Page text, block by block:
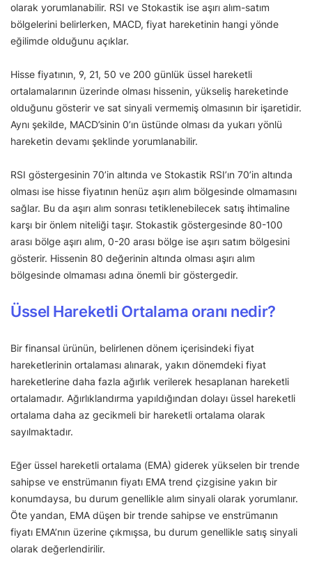
olarak yorumlanabilir. RSI ve Stokastik ise aşırı alım-satım
bölgelerini belirlerken, MACD, fiyat hareketinin hangi yönde
eğilimde olduğunu açıklar.
Hisse fiyatının, 9, 21, 50 ve 200 günlük üssel hareketli
ortalamalarının üzerinde olması hissenin, yükseliş hareketinde
olduğunu gösterir ve sat sinyali vermemiş olmasının bir işaretidir.
Aynı şekilde, MACD’sinin 0’ın üstünde olması da yukarı yönlü
hareketin devamı şeklinde yorumlanabilir.
RSI göstergesinin 70’in altında ve Stokastik RSI’ın 70’in altında
olması ise hisse fiyatının henüz aşırı alım bölgesinde olmamasını
sağlar. Bu da aşırı alım sonrası tetiklenebilecek satış ihtimaline
karşı bir önlem niteliği taşır. Stokastik göstergesinde 80-100
arası bölge aşırı alım, 0-20 arası bölge ise aşırı satım bölgesini
gösterir. Hissenin 80 değerinin altında olması aşırı alım
bölgesinde olmaması adına önemli bir göstergedir.
Üssel Hareketli Ortalama oranı nedir?
Bir finansal ürünün, belirlenen dönem içerisindeki fiyat
hareketlerinin ortalaması alınarak, yakın dönemdeki fiyat
hareketlerine daha fazla ağırlık verilerek hesaplanan hareketli
ortalamadır. Ağırlıklandırma yapıldığından dolayı üssel hareketli
ortalama daha az gecikmeli bir hareketli ortalama olarak
sayılmaktadır.
Eğer üssel hareketli ortalama (EMA) giderek yükselen bir trende
sahipse ve enstrümanın fiyatı EMA trend çizgisine yakın bir
konumdaysa, bu durum genellikle alım sinyali olarak yorumlanır.
Öte yandan, EMA düşen bir trende sahipse ve enstrümanın
fiyatı EMA’nın üzerine çıkmışsa, bu durum genellikle satış sinyali
olarak değerlendirilir.